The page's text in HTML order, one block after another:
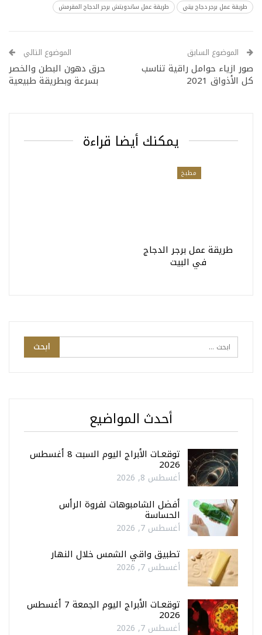
طريقة عمل برجر دجاج بيتي
طريقة عمل ساندويتش برجر الدجاج المقرمش
الموضوع السابق
صور ازياء حوامل راقية تناسب
كل الأذواق 2021
الموضوع التالي
حرق دهون البطن والخصر
بسرعة وبطريقة طبيعية
يمكنك أيضا قراءة
مطبخ
طريقة عمل برجر الدجاج
في البيت
أحدث المواضيع
توقعـات الأبراج اليوم السبت 8 أغسطس
2026
أغسطس 8, 2026
أفضل الشامبوهات لفروة الرأس
الحساسة
أغسطس 7, 2026
تطبيق واقي الشمس خلال النهار
أغسطس 7, 2026
توقعـات الأبراج اليوم الجمعة 7 أغسطس
2026
أغسطس 7, 2026